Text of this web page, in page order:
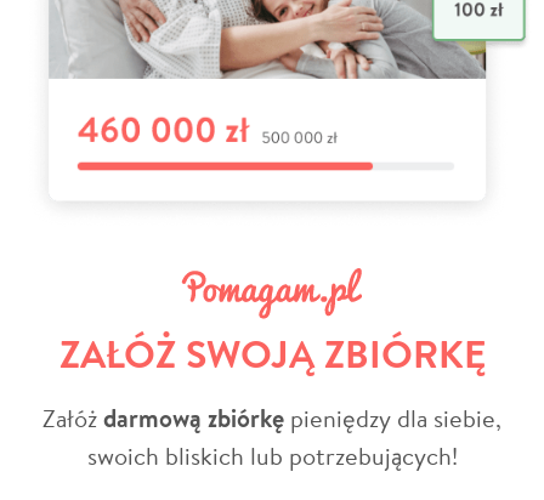
ZAŁÓŻ SWOJĄ ZBIÓRKĘ
Załóżdarmową zbiórkę pieniędzy dla siebie,
swoich bliskich lub potrzebujących!